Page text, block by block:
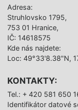
Adresa:
Struhlovsko 1795,
753 01 Hranice,
IČ: 14618575
Kde nás najdete:
Loc: 49°33'8.38"N,
KONTAKTY:
Tel.: + 420 581 650
Identifikátor datové